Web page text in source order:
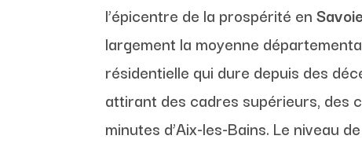
l’épicentre de la prospérité enSavoie
largement la moyenne
résidentielle qui dure depuis des
attirant des cadres supérieurs, des
minutes d’Aix-les-Bains. Le niveau